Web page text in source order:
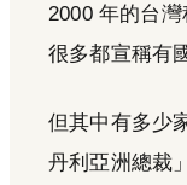
2000 年的台
很多都宣稱有
但其中有多少
丹利亞洲總裁